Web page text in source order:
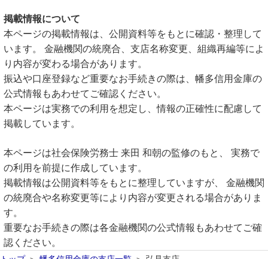
掲載情報について
本ページの掲載情報は、公開資料等をもとに確認・整理して
います。 金融機関の統廃合、支店名称変更、組織再編等によ
り内容が変わる場合があります。
振込や口座登録など重要なお手続きの際は、幡多信用金庫の
公式情報もあわせてご確認ください。
本ページは実務での利用を想定し、情報の正確性に配慮して
掲載しています。
本ページは社会保険労務士 来田 和朝の監修のもと、 実務で
の利用を前提に作成しています。
掲載情報は公開資料等をもとに整理していますが、 金融機関
の統廃合や名称変更等により内容が変更される場合がありま
す。
重要なお手続きの際は各金融機関の公式情報もあわせてご確
認ください。